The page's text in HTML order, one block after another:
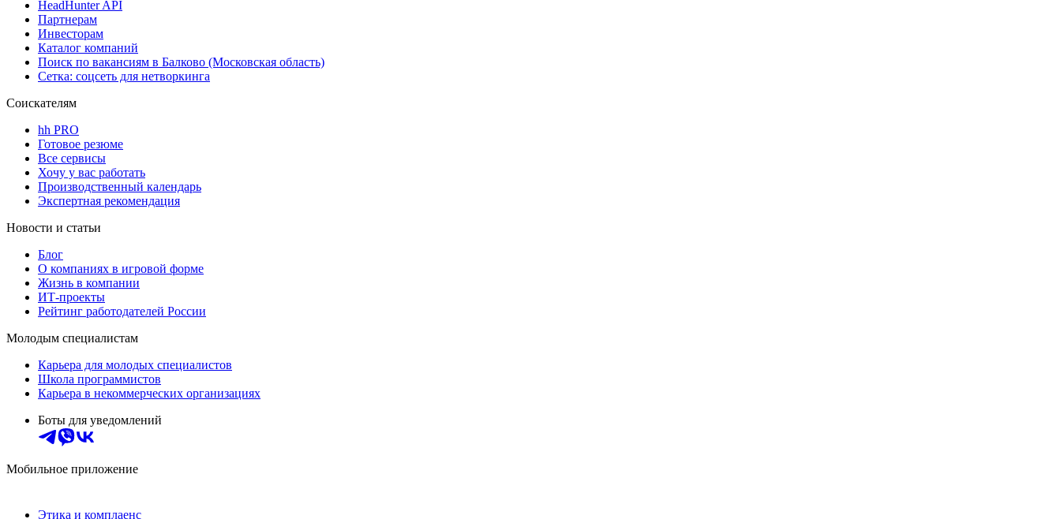
HeadHunter API
Партнерам
Инвесторам
Каталог компаний
Поиск по вакансиям в Балково (Московская область)
Сетка: соцсеть для нетворкинга
Соискателям
hh PRO
Готовое резюме
Все сервисы
Хочу у вас работать
Производственный календарь
Экспертная рекомендация
Новости и статьи
Блог
О компаниях в игровой форме
Жизнь в компании
ИТ-проекты
Рейтинг работодателей России
Молодым специалистам
Карьера для молодых специалистов
Школа программистов
Карьера в некоммерческих организациях
Боты для уведомлений
Мобильное приложение
Этика и комплаенс